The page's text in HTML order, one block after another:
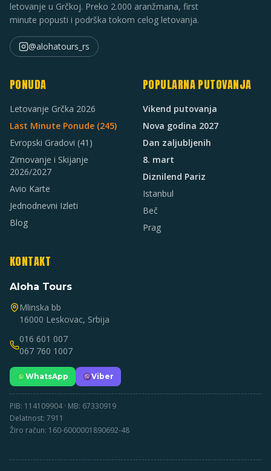
letovanje u Grčkoj. Preko 2.000 aranžmana, first
minute popusti i podrška tokom celog letovanja.
@alohatours_rs
PONUDA
Letovanje Grčka 2026
Last Minute Ponude (245)
Evropski Gradovi (41)
Zimovanje i Skijanje
2026/2027
Avio Karte
Jednodnevni Izleti
Blog
POPULARNA PUTOVANJA
Vikend putovanja
Nova godina 2027
Dan zaljubljenih
8. mart
Diznilend Pariz
Istanbul
Beč
Prag
KONTAKT
Aloha Tours
Mlinska bb
16000 Leskovac, Srbija
016 601 007
067 760 1007
WhatsApp Viber
PIB: 114109904 · MB: 67330919
Delatnost: 7911
Žiro račun: 160-6000001890692-48